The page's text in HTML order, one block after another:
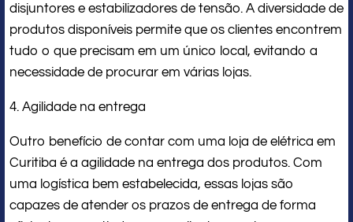
disjuntores e estabilizadores de tensão. A diversidade de
produtos disponíveis permite que os clientes encontrem
tudo o que precisam em um único local, evitando a
necessidade de procurar em várias lojas.
4. Agilidade na entrega
Outro benefício de contar com uma loja de elétrica em
Curitiba é a agilidade na entrega dos produtos. Com
uma logística bem estabelecida, essas lojas são
capazes de atender os prazos de entrega de forma